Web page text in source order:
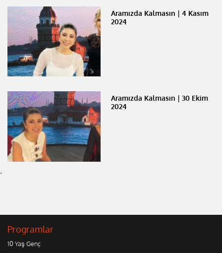
Aramızda Kalmasın | 4 Kasım
2024
Aramızda Kalmasın | 30 Ekim
2024
`
Programlar
10 Yaş Genç